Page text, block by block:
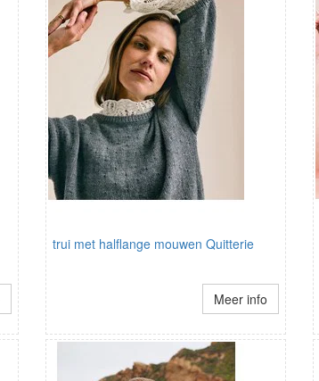
trui met halflange mouwen Quitterie
Meer info